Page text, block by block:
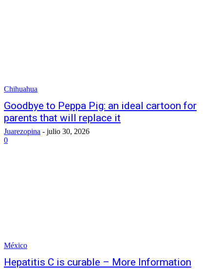
Chihuahua
Goodbye to Peppa Pig: an ideal cartoon for
parents that will replace it
Juarezopina - julio 30, 2026
0
México
Hepatitis C is curable – More Information